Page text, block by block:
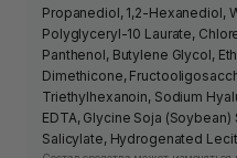
Propanediol, 1,2-Hexanediol,
Polyglyceryl-10 Laurate,
Panthenol, Butylene Glycol,
Dimethicone,
Triethylhexanoin, Sodium
EDTA, Glycine Soja
Salicylate, Hydrogenated